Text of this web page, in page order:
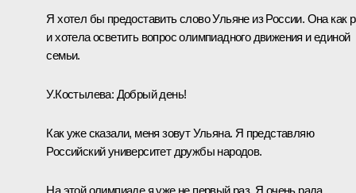
Я хотел бы предоставить слово Ульяне из России. Она как
и хотела осветить вопрос олимпиадного движения и единой
семьи.
У.Костылева: Добрый день!
Как уже сказали, меня зовут Ульяна. Я представляю
Российский университет дружбы народов.
На этой олимпиаде я уже не первый раз. Я очень рада